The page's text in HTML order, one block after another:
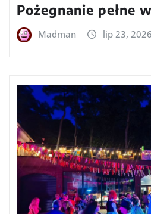
Pożegnanie pełne
Madman lip 23, 2026